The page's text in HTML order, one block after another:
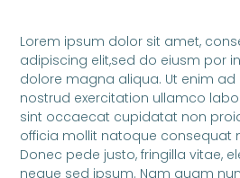
Lorem ipsum dolor sit amet,
adipiscing elit,sed do eiusm por
dolore magna aliqua. Ut enim ad
nostrud exercitation ullamco
sint occaecat cupidatat non
officia mollit natoque consequat
Donec pede justo, fringilla vitae,
neque sed ipsum. Nam quam